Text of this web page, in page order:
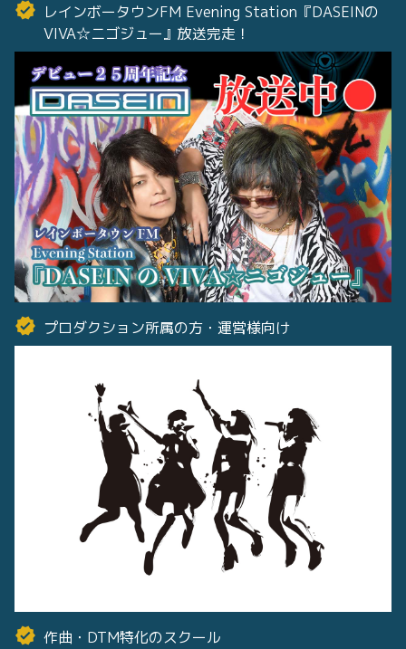
レインボータウンFM Evening Station『DASEINの
VIVA☆ニゴジュー』放送完走！
プロダクション所属の方・運営様向け
作曲・DTM特化のスクール